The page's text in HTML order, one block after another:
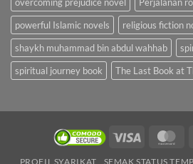
powerful Islamic novels
religious fiction
shaykh muhammad bin abdul wahhab
spiritual journey book
The Last Book at
Visa
PROFIL SYARIKAT SEMAK STATUS